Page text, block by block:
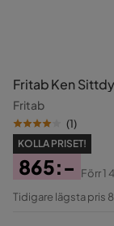
Fritab Ken
Fritab
(1)
KOLLA PRISET!
Pris
865:-
Original
Förr1
Tidigare lägsta pris